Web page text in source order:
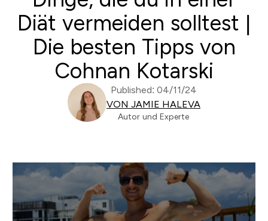
Diät vermeiden solltest |
Die besten Tipps von
Cohnan Kotarski
Published: 04/11/24
VON JAMIE HALEVA
Autor und Experte